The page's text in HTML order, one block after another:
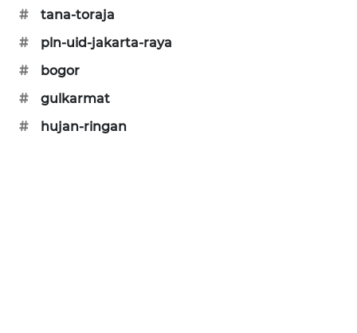
#
tana-toraja
#
pln-uid-jakarta-raya
#
bogor
#
gulkarmat
#
hujan-ringan
GARONGGANG
FISUELRI
ENERGI